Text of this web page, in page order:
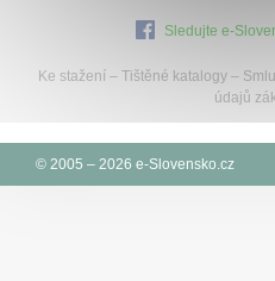
Sledujte e-
Ke stažení – Tištěné katalogy–
údajů
© 2005 – 2026 e-Slovensko.cz